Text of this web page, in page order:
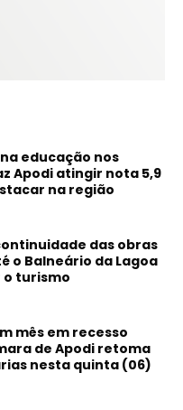
educação nos
Apodi atingir nota 5,9
na região
das obras
o Balneário da Lagoa
turismo
mês em recesso
de Apodi retoma
nesta quinta (06)